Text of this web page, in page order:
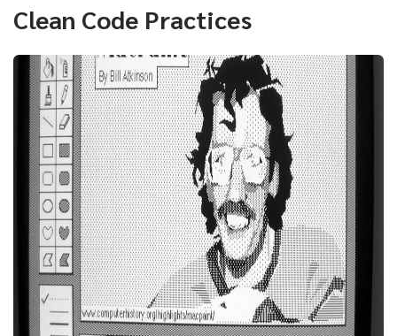
Clean Code Practices